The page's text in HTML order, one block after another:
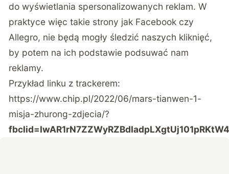
do wyświetlania spersonalizowanych reklam. W
praktyce więc takie strony jak Facebook czy
Allegro, nie będą mogły śledzić naszych kliknięć,
by potem na ich podstawie podsuwać nam
reklamy.
Przykład linku z trackerem:
https://www.chip.pl/2022/06/mars-tianwen-1-
misja-zhurong-zdjecia/?